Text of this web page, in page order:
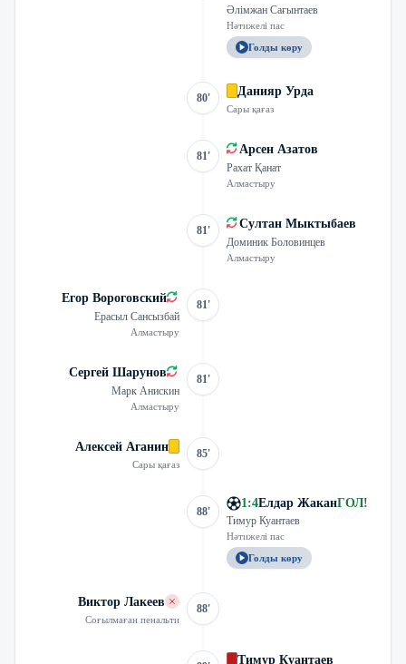
Әлімжан Сағынтаев
Нәтижелі пас
Голды көру
80' Данияр Урда
Сары қағаз
81' Арсен Азатов
Рахат Қанат
Алмастыру
81' Султан Мыктыбаев
Доминик Боловинцев
Алмастыру
Егор Вороговский
Ерасыл Сансызбай
Алмастыру
81'
Сергей Шарунов
Марк Анискин
Алмастыру
81'
Алексей Аганин
Сары қағаз
85'
88'
1:4Елдар ЖаканГОЛ!
Тимур Куантаев
Нәтижелі пас
Голды көру
Виктор Лакеев
Соғылмаған пенальти
88'
Тимур Куантаев